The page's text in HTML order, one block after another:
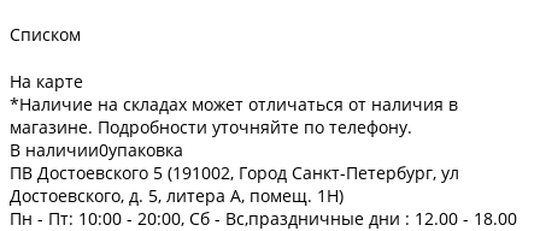
Списком
На карте
*Наличие на складах может отличаться от наличия в
магазине. Подробности уточняйте по телефону.
В наличии0упаковка
ПВ Достоевского 5 (191002, Город Санкт-Петербург, ул
Достоевского, д. 5, литера А, помещ. 1Н)
Пн - Пт: 10:00 - 20:00, Сб - Вс,праздничные дни : 12.00 - 18.00